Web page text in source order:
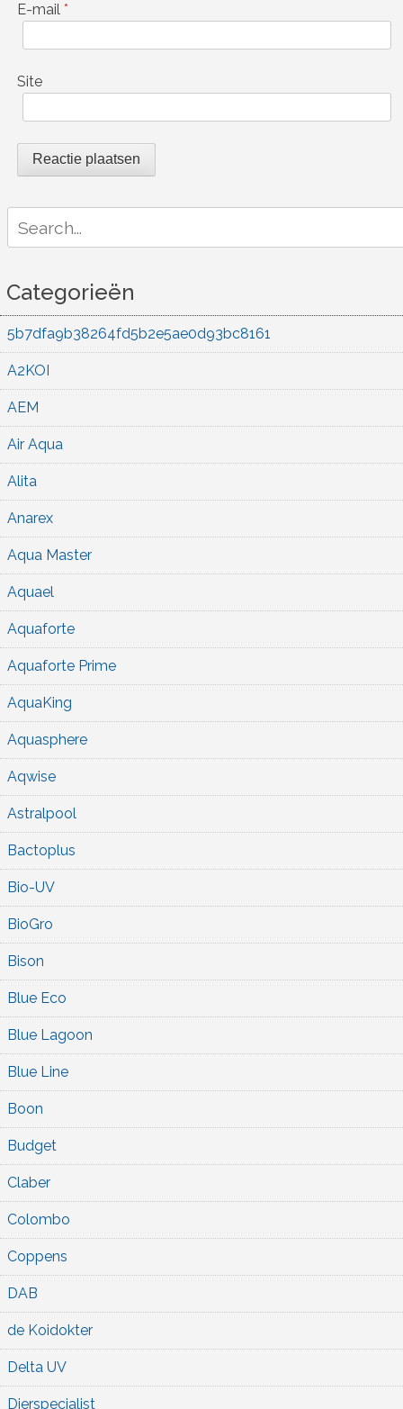
E-mail *
Site
for:
Categorieën
5b7dfa9b38264fd5b2e5ae0d93bc8161
A2KOI
AEM
Air Aqua
Alita
Anarex
Aqua Master
Aquael
Aquaforte
Aquaforte Prime
AquaKing
Aquasphere
Aqwise
Astralpool
Bactoplus
Bio-UV
BioGro
Bison
Blue Eco
Blue Lagoon
Blue Line
Boon
Budget
Claber
Colombo
Coppens
DAB
de Koidokter
Delta UV
Dierspecialist